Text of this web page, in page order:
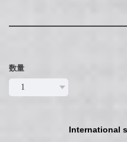
数量
International